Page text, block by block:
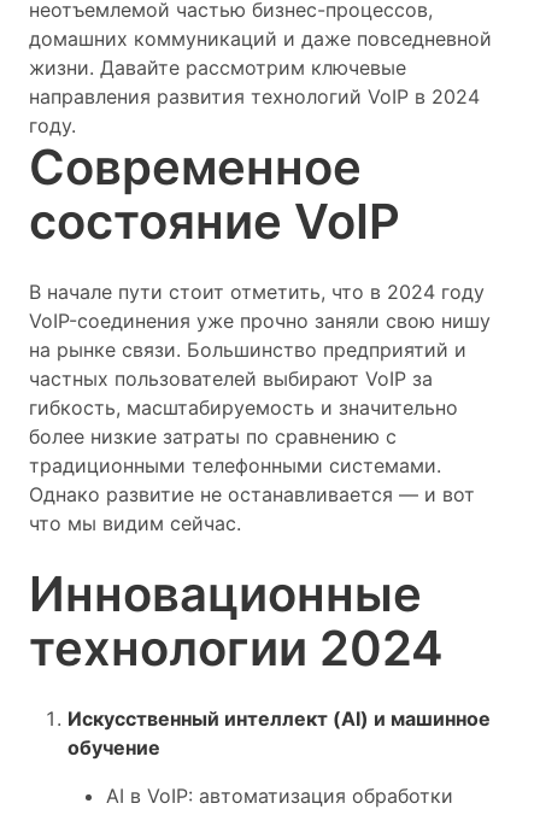
неотъемлемой частью бизнес-процессов,
домашних коммуникаций и даже повседневной
жизни. Давайте рассмотрим ключевые
направления развития технологий VoIP в 2024
году.
Современное
состояние VoIP
В начале пути стоит отметить, что в 2024 году
VoIP-соединения уже прочно заняли свою нишу
на рынке связи. Большинство предприятий и
частных пользователей выбирают VoIP за
гибкость, масштабируемость и значительно
более низкие затраты по сравнению с
традиционными телефонными системами.
Однако развитие не останавливается — и вот
что мы видим сейчас.
Инновационные
технологии 2024
Искусственный интеллект (AI) и машинное
обучение
AI в VoIP: автоматизация обработки